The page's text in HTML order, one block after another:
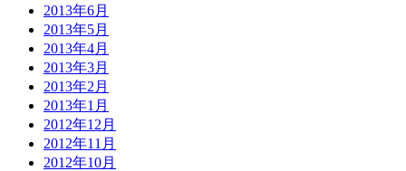
2013年6月
2013年5月
2013年4月
2013年3月
2013年2月
2013年1月
2012年12月
2012年11月
2012年10月